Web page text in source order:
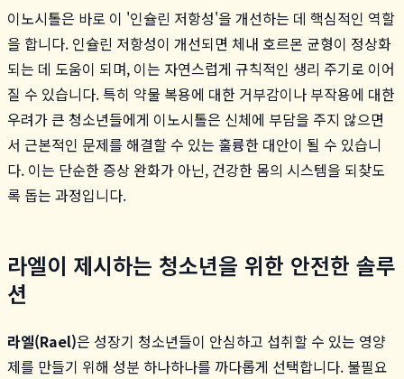
이노시톨은 바로 이 '인슐린 저항성'을 개선하는 데 핵심적인 역할
을 합니다. 인슐린 저항성이 개선되면 체내 호르몬 균형이 정상화
되는 데 도움이 되며, 이는 자연스럽게 규칙적인 생리 주기로 이어
질 수 있습니다. 특히 약물 복용에 대한 거부감이나 부작용에 대한
우려가 큰 청소년들에게 이노시톨은 신체에 부담을 주지 않으면
서 근본적인 문제를 해결할 수 있는 훌륭한 대안이 될 수 있습니
다. 이는 단순한 증상 완화가 아닌, 건강한 몸의 시스템을 되찾도
록 돕는 과정입니다.
라엘이 제시하는 청소년을 위한 안전한 솔루
션
라엘(Rael)은 성장기 청소년들이 안심하고 섭취할 수 있는 영양
제를 만들기 위해 성분 하나하나를 까다롭게 선택합니다. 불필요